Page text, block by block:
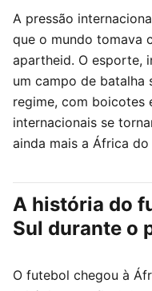
A pressão
que o mundo tomava
apartheid. O esporte,
um campo de batalha
regime, com boicotes
internacionais se
ainda mais a África
A história do
Sul durante o
O futebol chegou à